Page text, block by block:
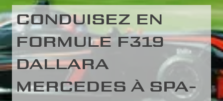
CONDUISEZ EN
FORMULE F319
DALLARA
MERCEDES À SPA-